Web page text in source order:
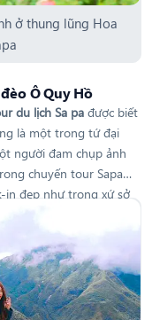
ở thung lũng Hoa
Ô Quy Hồ
du lịch Sa pa được biết
là một trong tứ đại
người đam chụp ảnh
chuyến tour Sapa
in đẹp như trong xứ sở